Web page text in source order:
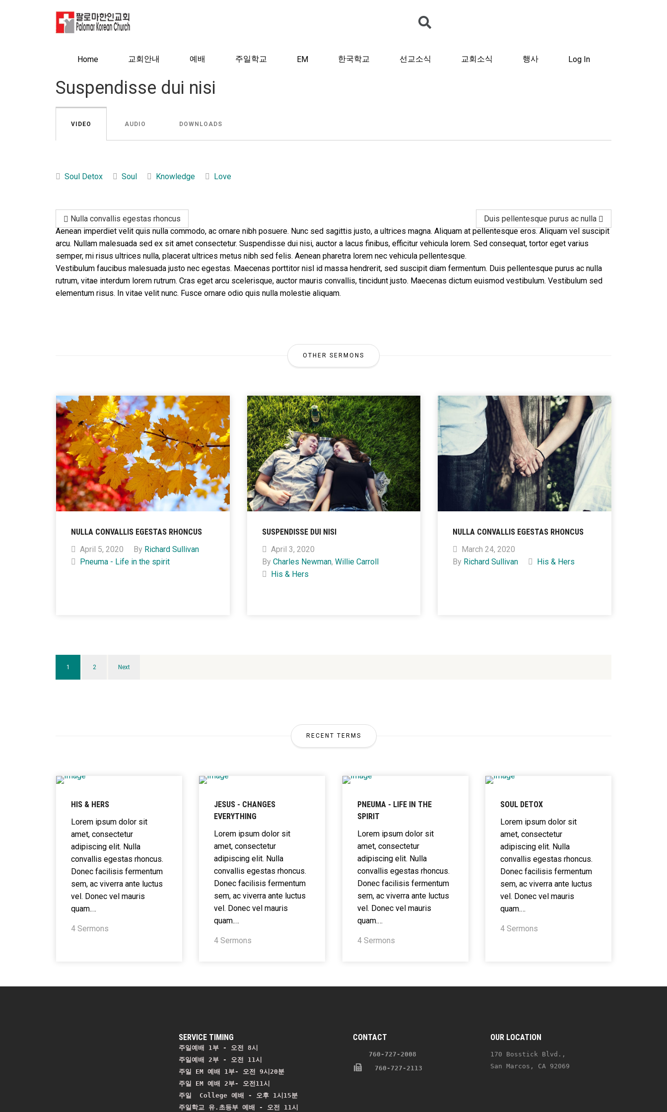
Home 교회안내 예배 주일학교 EM 한국학교 선교소식 교회소식 행사 Log In
Suspendisse dui nisi
VIDEO AUDIO DOWNLOADS
Soul Detox Soul Knowledge Love
Nulla convallis egestas rhoncus
Duis pellentesque purus ac nulla
Aenean imperdiet velit quis nulla commodo, ac ornare nibh posuere. Nunc sed sagittis justo, a ultrices magna. Aliquam at pellentesque eros. Aliquam vel suscipit
arcu. Nullam malesuada sed ex sit amet consectetur. Suspendisse dui nisi, auctor a lacus finibus, efficitur vehicula lorem. Sed consequat, tortor eget varius
semper, mi risus ultrices nulla, placerat ultrices metus nibh sed felis. Aenean pharetra lorem nec vehicula pellentesque.
Vestibulum faucibus malesuada justo nec egestas. Maecenas porttitor nisl id massa hendrerit, sed suscipit diam fermentum. Duis pellentesque purus ac nulla
rutrum, vitae interdum lorem rutrum. Cras eget arcu scelerisque, auctor mauris convallis, tincidunt justo. Maecenas dictum euismod vestibulum. Vestibulum sed
elementum risus. In vitae velit nunc. Fusce ornare odio quis nulla molestie aliquam.
OTHER SERMONS
NULLA CONVALLIS EGESTAS RHONCUS
April 5, 2020
By Richard Sullivan
Pneuma - Life in the spirit
SUSPENDISSE DUI NISI
April 3, 2020
By Charles Newman, Willie Carroll
His & Hers
NULLA CONVALLIS EGESTAS RHONCUS
March 24, 2020
By Richard Sullivan His & Hers
1 2 Next
RECENT TERMS
HIS & HERS
Lorem ipsum dolor sit
amet, consectetur
adipiscing elit. Nulla
convallis egestas rhoncus.
Donec facilisis fermentum
sem, ac viverra ante luctus
vel. Donec vel mauris
quam.…
4 Sermons
JESUS - CHANGES
EVERYTHING
Lorem ipsum dolor sit
amet, consectetur
adipiscing elit. Nulla
convallis egestas rhoncus.
Donec facilisis fermentum
sem, ac viverra ante luctus
vel. Donec vel mauris
quam.…
4 Sermons
PNEUMA - LIFE IN THE
SPIRIT
Lorem ipsum dolor sit
amet, consectetur
adipiscing elit. Nulla
convallis egestas rhoncus.
Donec facilisis fermentum
sem, ac viverra ante luctus
vel. Donec vel mauris
quam.…
4 Sermons
SOUL DETOX
Lorem ipsum dolor sit
amet, consectetur
adipiscing elit. Nulla
convallis egestas rhoncus.
Donec facilisis fermentum
sem, ac viverra ante luctus
vel. Donec vel mauris
quam.…
4 Sermons
SERVICE TIMING
주일예배 1부 - 오전 8시
주일예배 2부 - 오전 11시
주일 EM 예배 1부- 오전 9시20분
주일 EM 예배 2부- 오전11시
주일  College 예배 - 오후 1시15분
주일학교 유.초등부 예배 - 오전 11시
CONTACT
760-727-2008
760-727-2113
OUR LOCATION
170 Bosstick Blvd.,
San Marcos, CA 92069